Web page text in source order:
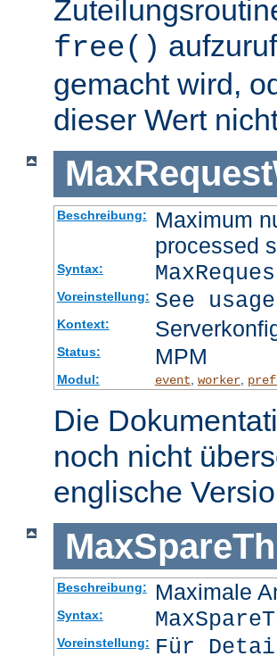
free()
gemacht wird,
dieser Wert
Beschreibung:
Maximum
processed
Syntax:
Voreinstellung: See
Kontext:
Status: MPM
Modul: event worker,
Die
noch nicht
englische
Beschreibung: Maximale
Syntax:
Voreinstellung: Für